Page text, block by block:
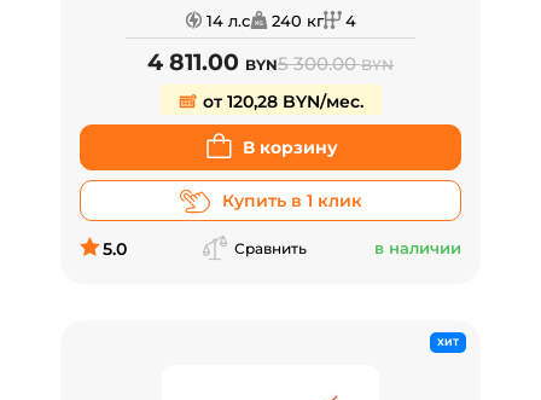
14 л.с 240 кг 4
4 811.00 BYN5 300.00BYN
от 120,28 BYN/мес.
В корзину
Купить в 1 клик
5.0 Сравнить в наличии
ХИТ